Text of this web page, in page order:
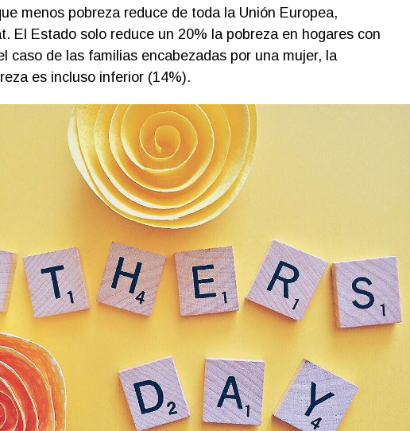
menos pobreza reduce de toda la Unión Europea,
El Estado solo reduce un 20% la pobreza en hogares con
caso de las familias encabezadas por una mujer, la
es incluso inferior (14%).